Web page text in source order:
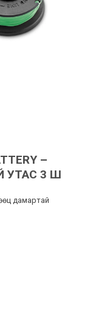
–
УТАС 3 Ш
дамартай